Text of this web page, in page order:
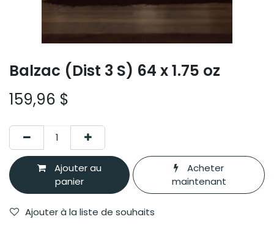
Balzac (Dist 3 S) 64 x 1.75 oz
159,96 $
Ajouter au
panier
Acheter
maintenant
Ajouter à la liste de souhaits